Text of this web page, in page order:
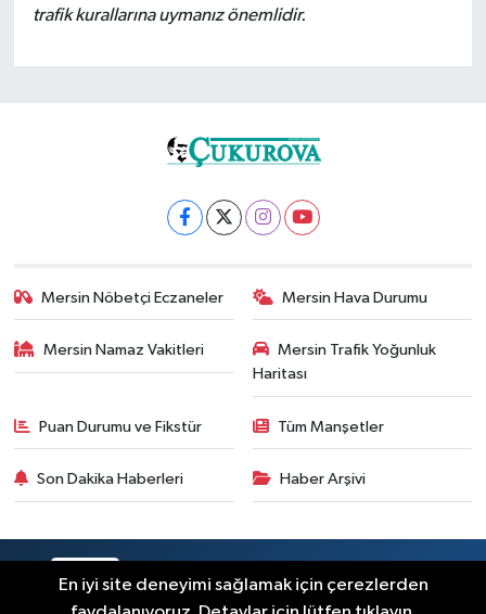
trafik kurallarına uymanız önemlidir.
Mersin Nöbetçi Eczaneler Mersin Hava Durumu
Mersin Namaz Vakitleri
Mersin Trafik Yoğunluk
Haritası
Puan Durumu ve Fikstür Tüm Manşetler
Son Dakika Haberleri Haber Arşivi
En iyi site deneyimi sağlamak için çerezlerden